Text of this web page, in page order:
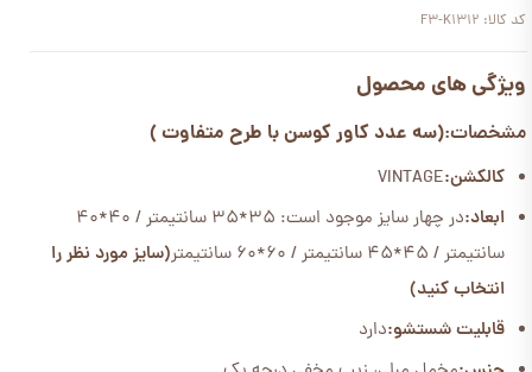
کد کالا: F3-K1312
ویژگی های محصول
مشخصات:(سه عدد کاور کوسن با طرح متفاوت )
کالکشن:VINTAGE
ابعاد:
در چهار سایز موجود است: 35*35 سانتیمتر / 40*40
سانتیمتر / 45*45 سانتیمتر / 60*60 سانتیمتر
(سایز مورد نظر را
انتخاب کنید)
قابلیت شستشو:دارد